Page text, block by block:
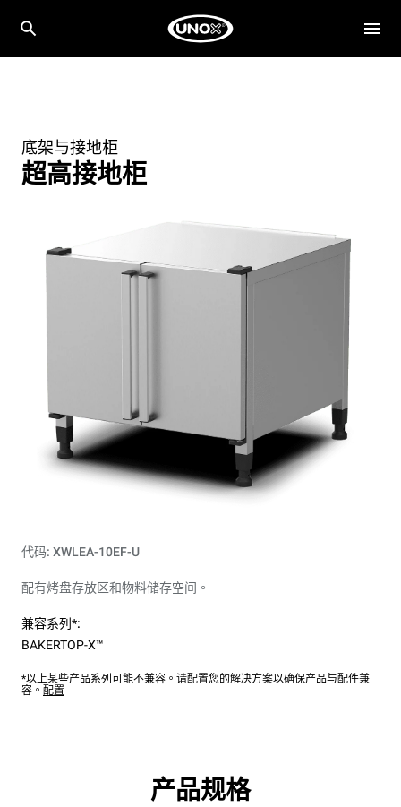
底架与接地柜
超高接地柜
代码: XWLEA-10EF-U
配有烤盘存放区和物料储存空间。
兼容系列*:
BAKERTOP-X™
*以上某些产品系列可能不兼容。请配置您的解决方案以确保产品与配件兼
容。 配置
产品规格